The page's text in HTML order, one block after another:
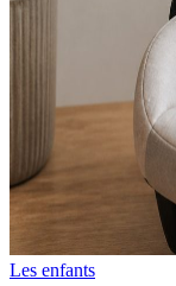
Les enfants